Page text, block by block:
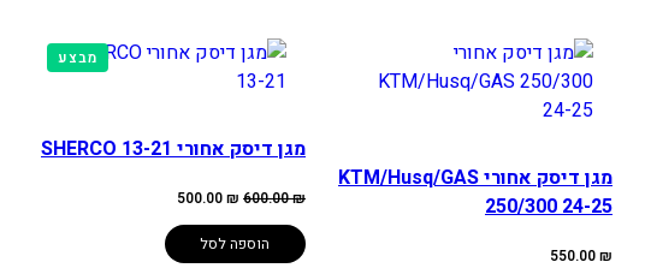
מגן דיסק אחורי KTM/Husq/GAS
250/300 24-25
550.00₪
מבצעמוצרים
במבצע
מגן דיסק אחורי SHERCO 13-21
600.00₪ המחיר
היה:
600.00 ₪.
500.00₪
הוא:
500.00 ₪. הוספה לסל